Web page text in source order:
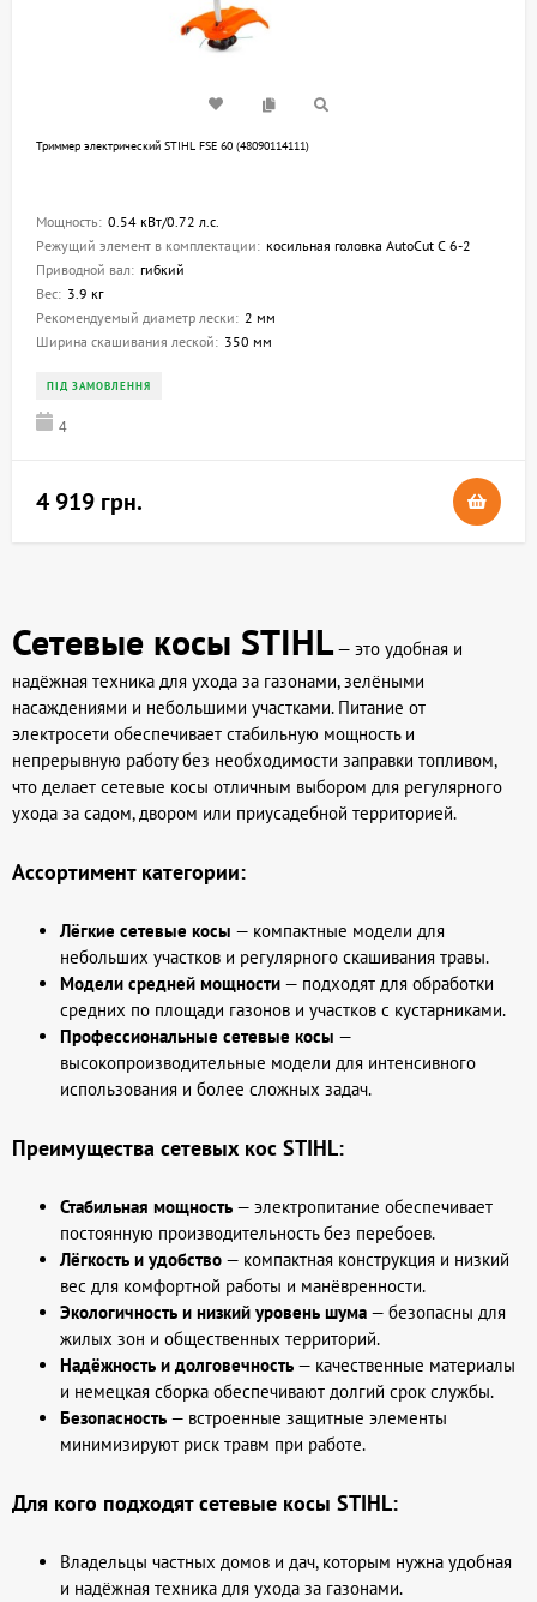
Триммер электрический STIHL FSE 60 (48090114111)
Мощность: 0.54 кВт/0.72 л.с.
Режущий элемент в комплектации: косильная головка AutoCut C 6-2
Приводной вал: гибкий
Вес: 3.9 кг
Рекомендуемый диаметр лески: 2 мм
Ширина скашивания леской: 350 мм
ПІД ЗАМОВЛЕННЯ
4
4 919 грн.
Сетевые косы STIHL— это удобная и
надёжная техника для ухода за газонами, зелёными
насаждениями и небольшими участками. Питание от
электросети обеспечивает стабильную мощность и
непрерывную работу без необходимости заправки топливом,
что делает сетевые косы отличным выбором для регулярного
ухода за садом, двором или приусадебной территорией.
Ассортимент категории:
Лёгкие сетевые косы — компактные модели для
небольших участков и регулярного скашивания травы.
Модели средней мощности — подходят для обработки
средних по площади газонов и участков с кустарниками.
Профессиональные сетевые косы —
высокопроизводительные модели для интенсивного
использования и более сложных задач.
Преимущества сетевых кос STIHL:
Стабильная мощность — электропитание обеспечивает
постоянную производительность без перебоев.
Лёгкость и удобство — компактная конструкция и низкий
вес для комфортной работы и манёвренности.
Экологичность и низкий уровень шума — безопасны для
жилых зон и общественных территорий.
Надёжность и долговечность — качественные материалы
и немецкая сборка обеспечивают долгий срок службы.
Безопасность — встроенные защитные элементы
минимизируют риск травм при работе.
Для кого подходят сетевые косы STIHL:
Владельцы частных домов и дач, которым нужна удобная
и надёжная техника для ухода за газонами.